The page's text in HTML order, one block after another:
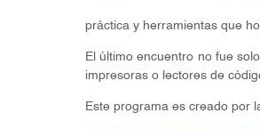
práctica y herramientas que
El último encuentro no fue
impresoras o lectores de
Este programa es creado por